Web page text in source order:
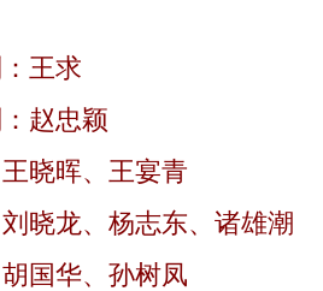
王求
赵忠颖
晓晖、王宴青
晓龙、杨志东、诸雄潮
国华、孙树凤